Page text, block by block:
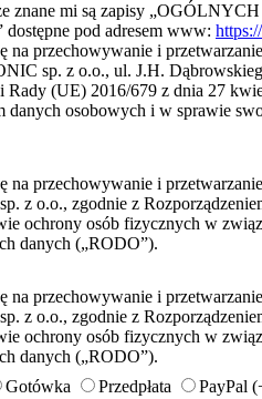
znane mi są zapisy
pod adresem www:
na przechowywanie i
sp. z o.o., ul. J.H.
Rady (UE) 2016/679 z dnia 27
danych osobowych i w sprawie
na przechowywanie i
z o.o., zgodnie z
ochrony osób fizycznych w
danych („RODO”).
na przechowywanie i
z o.o., zgodnie z
ochrony osób fizycznych w
danych („RODO”).
Gotówka Przedpłata PayPal